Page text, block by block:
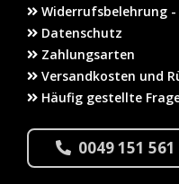
Widerrufsbelehrung
Datenschutz
Zahlungsarten
Versandkosten und
Häufig gestellte
0049 151 561